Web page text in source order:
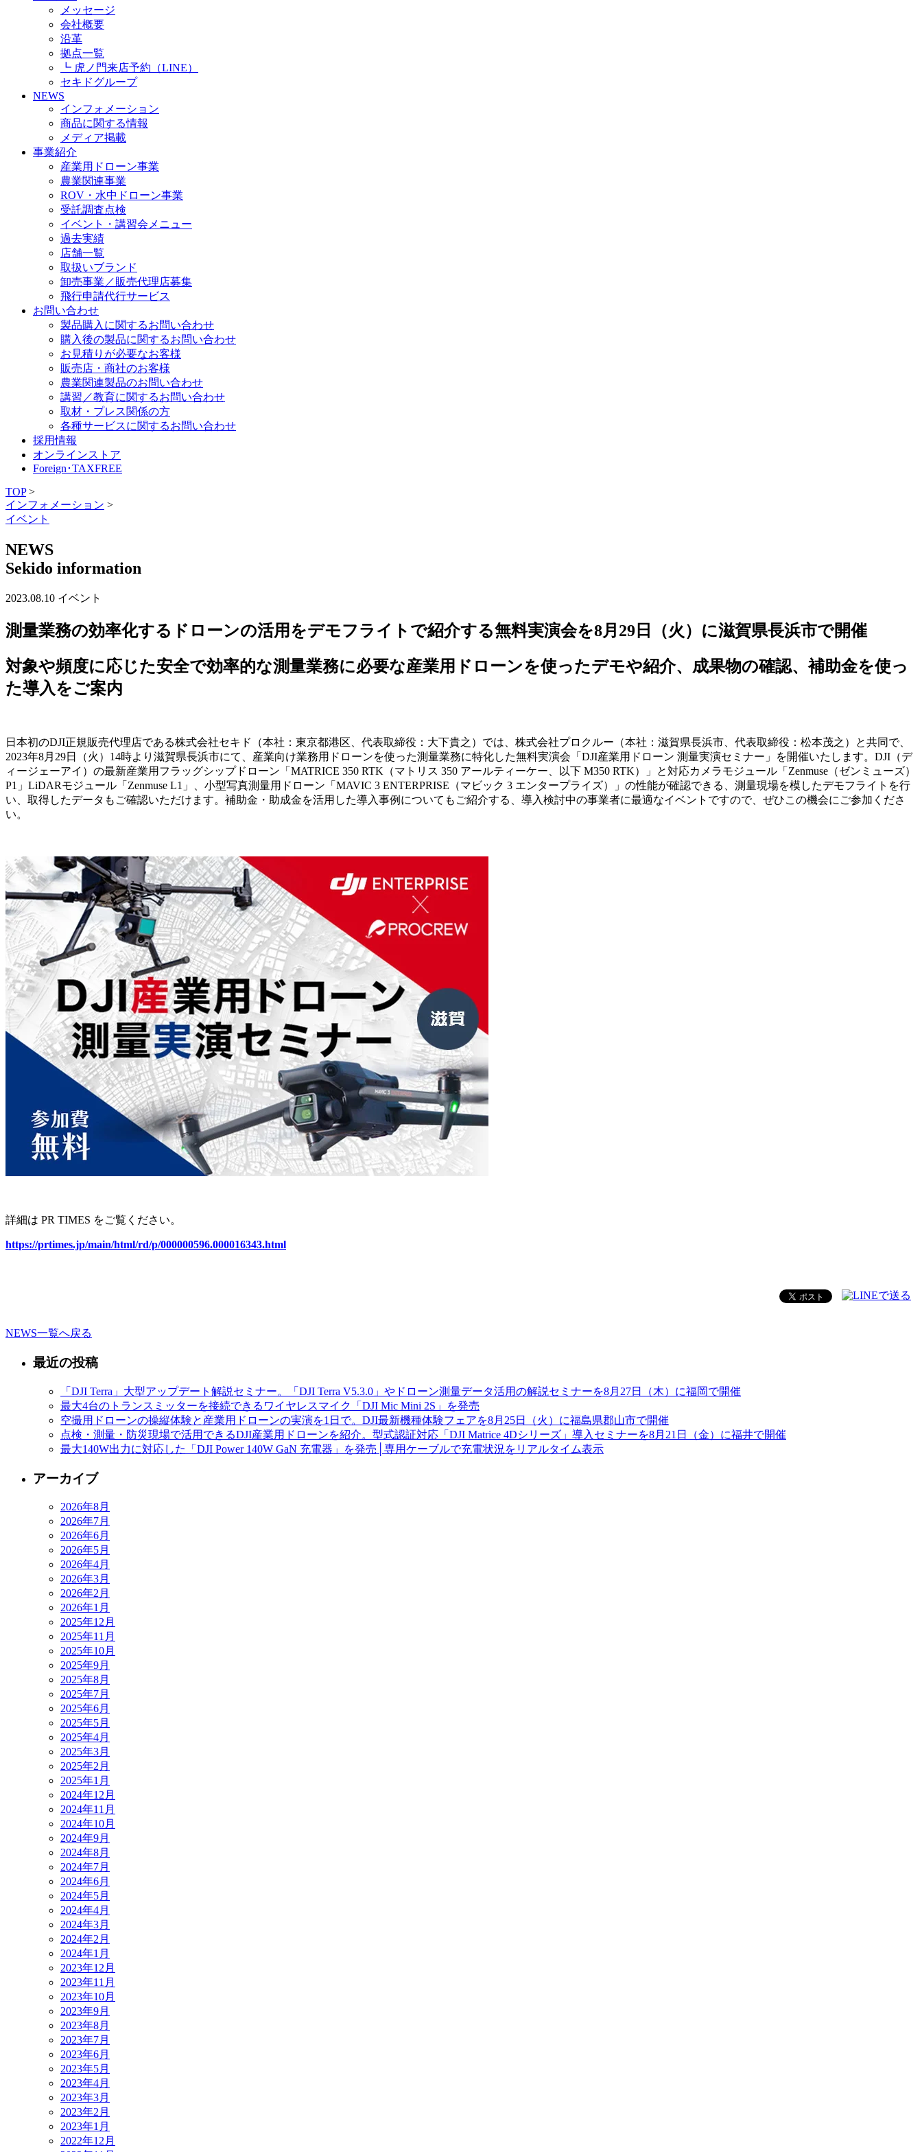
メッセージ
会社概要
沿革
拠点一覧
┗ 虎ノ門来店予約（LINE）
セキドグループ
NEWS
インフォメーション
商品に関する情報
メディア掲載
事業紹介
産業用ドローン事業
農業関連事業
ROV・水中ドローン事業
受託調査点検
イベント・講習会メニュー
過去実績
店舗一覧
取扱いブランド
卸売事業／販売代理店募集
飛行申請代行サービス
お問い合わせ
製品購入に関するお問い合わせ
購入後の製品に関するお問い合わせ
お見積りが必要なお客様
販売店・商社のお客様
農業関連製品のお問い合わせ
講習／教育に関するお問い合わせ
取材・プレス関係の方
各種サービスに関するお問い合わせ
採用情報
オンラインストア
Foreign･TAXFREE
TOP>
インフォメーション >
イベント
NEWS
Sekido information
2023.08.10 イベント
測量業務の効率化するドローンの活用をデモフライトで紹介する無料実演会を8月29日（火）に滋賀県長浜市で開催
対象や頻度に応じた安全で効率的な測量業務に必要な産業用ドローンを使ったデモや紹介、成果物の確認、補助金を使っ
た導入をご案内
日本初のDJI正規販売代理店である株式会社セキド（本社：東京都港区、代表取締役：⼤下貴之）では、株式会社プロクルー（本社：滋賀県長浜市、代表取締役：松本茂之）と共同で、
2023年8月29日（火）14時より滋賀県長浜市にて、産業向け業務用ドローンを使った測量業務に特化した無料実演会「DJI産業用ドローン 測量実演セミナー」を開催いたします。DJI（デ
ィージェーアイ）の最新産業用フラッグシップドローン「MATRICE 350 RTK（マトリス 350 アールティーケー、以下 M350 RTK）」と対応カメラモジュール「Zenmuse（ゼンミューズ）
P1」LiDARモジュール「Zenmuse L1」、小型写真測量用ドローン「MAVIC 3 ENTERPRISE（マビック 3 エンタープライズ）」の性能が確認できる、測量現場を模したデモフライトを行
い、取得したデータもご確認いただけます。補助金・助成金を活用した導入事例についてもご紹介する、導入検討中の事業者に最適なイベントですので、ぜひこの機会にご参加くださ
い。
詳細は PR TIMES をご覧ください。
https://prtimes.jp/main/html/rd/p/000000596.000016343.html
NEWS一覧へ戻る
最近の投稿
「DJI Terra」大型アップデート解説セミナー。「DJI Terra V5.3.0」やドローン測量データ活用の解説セミナーを8月27日（木）に福岡で開催
最大4台のトランスミッターを接続できるワイヤレスマイク「DJI Mic Mini 2S」を発売
空撮用ドローンの操縦体験と産業用ドローンの実演を1日で。DJI最新機種体験フェアを8月25日（火）に福島県郡山市で開催
点検・測量・防災現場で活用できるDJI産業用ドローンを紹介。型式認証対応「DJI Matrice 4Dシリーズ」導入セミナーを8月21日（金）に福井で開催
最大140W出力に対応した「DJI Power 140W GaN 充電器」を発売│専用ケーブルで充電状況をリアルタイム表示
アーカイブ
2026年8月
2026年7月
2026年6月
2026年5月
2026年4月
2026年3月
2026年2月
2026年1月
2025年12月
2025年11月
2025年10月
2025年9月
2025年8月
2025年7月
2025年6月
2025年5月
2025年4月
2025年3月
2025年2月
2025年1月
2024年12月
2024年11月
2024年10月
2024年9月
2024年8月
2024年7月
2024年6月
2024年5月
2024年4月
2024年3月
2024年2月
2024年1月
2023年12月
2023年11月
2023年10月
2023年9月
2023年8月
2023年7月
2023年6月
2023年5月
2023年4月
2023年3月
2023年2月
2023年1月
2022年12月